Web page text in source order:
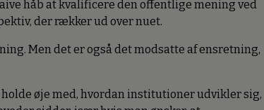
håb at kvalificere den offentlige mening ved
der rækker ud over nuet.
Men det er også det modsatte af ensretning,
øje med, hvordan institutioner udvikler sig,